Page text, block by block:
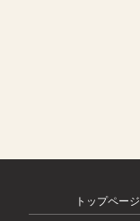
トップページ